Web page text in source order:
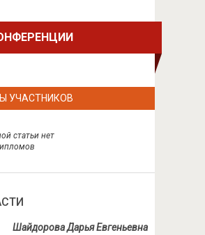
УЧАСТНИКОВ
статьи нет
Шайдорова Дарья Евгеньевна